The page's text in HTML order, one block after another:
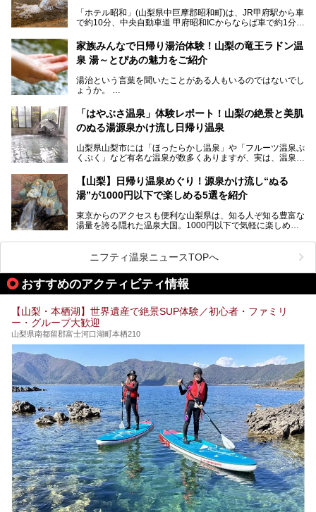
向にありますが、「古湯坊 源泉舘」では本来あるべき混浴
の姿が保たれている点に注目すべきでしょう。
今回は足元湧出の混浴温泉である「かくし湯大岩風呂」をは
じめ、湯治棟である「別館神泉」を中心に「古湯坊 源泉
舘」の全貌を徹底紹介します。
「ホテル昭和」(山梨県中巨摩郡昭和町)は、JR甲府駅から車
で約10分、中央自動車道 甲府昭和ICからならば車で約1分の
から、一人泊でも6,000円台から宿泊可能です。
しかし、最大の魅力は“温泉そのもの”でしょう。自家源泉を
統の単純温泉は、入浴すると実にサッパリ爽快。日帰り入浴
不可なこともあり、全国の温泉ファンがこの温泉を求めて
では循環濾過の沸かし湯が一般的ですが、ここは本物の極上
温泉。まさに価格破壊と言えるクオリティです。
室や無料朝食などをご紹介。温泉通が口を揃えて絶賛する神
コスパ宿の全貌を徹底解説します！
家族みんなで日帰り湯治体験！山梨の竜王ラドン温
泉 湯～とぴあの魅力をご紹介
湯治という言葉を聞いたことがある人もいるのではないでし
ょうか。
なかなか体験できない、湯治体験が日帰りでできる温浴施設
が山梨にあります。
ぴあ」の魅力をご紹介します。
提供元：株式会社湯ーとぴあ【PR】
この記事は株式会社湯ーとぴあのPRレポート記事です。
「はやぶさ温泉」体験レポート！山梨の絶景と美肌
のぬる湯源泉かけ流し日帰り温泉
山梨県山梨市には「ほったらかし温泉」や「フルーツ温泉ぷ
くぷく」など有名な温泉が数多くありますが、実は、温泉マ
です。今回紹介する「はやぶさ温泉」も、そのひとつ。温泉
はもちろん、絶景や地元食材を活かしたグルメも堪能できま
す。
します。
【山梨】日帰り温泉めぐり！源泉かけ流し“ぬる
湯”が1000円以下で楽しめる5選を紹介
東京からのアクセスも便利な山梨県は、知る人ぞ知る豊富な
湯量を誇る隠れた温泉大国。1000円以下で気軽に楽しめ
も、これからの季節に嬉しい、じんわりと体の芯まで温ま
る“ぬる湯”が豊富なのも魅力。今回は、湯質も抜群で心ゆく
までリラックスできる山梨のお得な日帰り温泉を、実際体験
した感想と共に紹介します。
※ぬる湯とは35℃～39℃程度の体温に近いぬるめ温泉のこ
ニフティ温泉ニュースTOPへ
おすすめのアクティビティ情報
【山梨・本栖湖】世界遺産で絶景SUP体験／初心者・ファミリ
ー・グループ大歓迎
山梨県南都留郡富士河口湖町本栖210